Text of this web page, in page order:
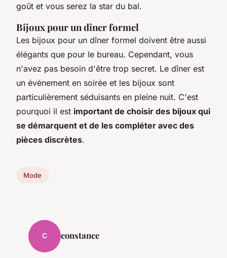
goût et vous serez la star du bal.
Bijoux pour un dîner formel
Les bijoux pour un dîner formel doivent être aussi
élégants que pour le bureau. Cependant, vous
n'avez pas besoin d'être trop secret. Le dîner est
un événement en soirée et les bijoux sont
particulièrement séduisants en pleine nuit. C'est
pourquoi il est important de choisir des bijoux qui
se démarquent et de les compléter avec des
pièces discrètes.
Mode
C constance